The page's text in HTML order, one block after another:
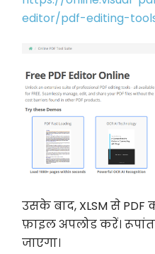
editor/pdf-editing-
उसके बाद, XLSM से
फ़ाइल अपलोड करें।
जाएगा।